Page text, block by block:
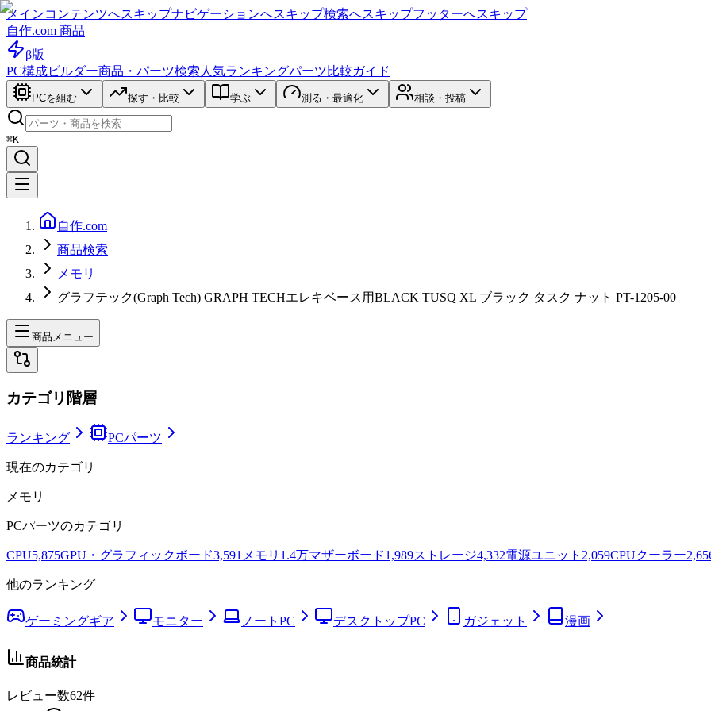
メインコンテンツへスキップナビゲーションへスキップ検索へスキップフッターへスキップ
自作.com 商品
β版
PC構成ビルダー商品・パーツ検索 人気ランキングパーツ比較ガイド
PCを組む 探す・比較 学ぶ 測る・最適化 相談・投稿
⌘K
自作.com
商品検索
メモリ
グラフテック(Graph Tech) GRAPH TECHエレキベース用BLACK TUSQ XL ブラック タスク ナット PT-1205-00
商品メニュー
カテゴリ階層
ランキング PCパーツ
現在のカテゴリ
メモリ
PCパーツのカテゴリ
CPU5,875GPU・グラフィックボード3,591メモリ 1.4万マザーボード1,989ストレージ4,332電源ユニット 2,059CPUクーラー
他のランキング
ゲーミングギア モニター ノートPC デスクトップPC ガジェット 漫画
商品統計
レビュー数62件